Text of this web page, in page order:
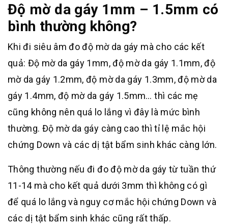
Độ mờ da gáy 1mm – 1.5mm có
bình thường không?
Khi đi siêu âm đo độ mờ da gáy mà cho các kết
quả: Độ mờ da gáy 1mm, độ mờ da gáy 1.1mm, độ
mờ da gáy 1.2mm, độ mờ da gáy 1.3mm, độ mờ da
gáy 1.4mm, độ mờ da gáy 1.5mm… thì các mẹ
cũng không nên quá lo lắng vì đây là mức bình
thường. Độ mờ da gáy càng cao thì tỉ lệ mắc hội
chứng Down và các dị tật bẩm sinh khác càng lớn.
Thông thường nếu đi đo độ mờ da gáy từ tuần thứ
11-14 mà cho kết quả dưới 3mm thì không có gì
để quá lo lắng và nguy cơ mắc hội chứng Down và
các dị tật bẩm sinh khác cũng rất thấp.